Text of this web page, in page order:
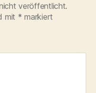
veröffentlicht.
mit * markiert